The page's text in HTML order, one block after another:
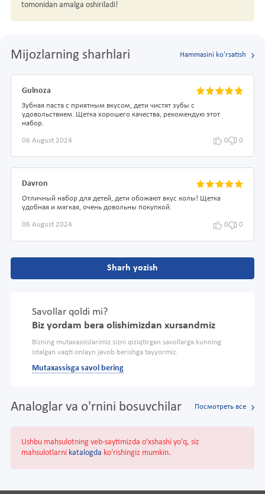
tomonidan amalga oshiriladi!
Mijozlarning sharhlari Hammasini ko'rsatish
Gulnoza
Зубная паста с приятным вкусом, дети чистят зубы с
удовольствием. Щетка хорошего качества, рекомендую этот
набор.
06 August 2024 0 0
Davron
Отличный набор для детей, дети обожают вкус колы! Щетка
удобная и мягкая, очень довольны покупкой.
06 August 2024 0 0
Sharh yozish
Savollar qoldi mi?
Biz yordam bera olishimizdan xursandmiz
Bizning mutaxassislarimiz sizni qiziqtirgan savollarga kunning
istalgan vaqti onlayn javob berishga tayyormiz.
Mutaxassisga savol bering
Analoglar va o'rnini bosuvchilar Посмотреть все
Ushbu mahsulotning veb-saytimizda o'xshashi yo'q, siz
mahsulotlarni katalogda ko'rishingiz mumkin.